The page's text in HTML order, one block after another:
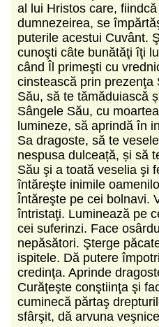
al lui Hristos care,
dumnezeirea, se
puterile acestui Cuvânt.
cunoşti câte bunătăţi îţi
când Îl primeşti cu
cinstească prin prezenţa
Său, să te tămăduiască
Sângele Său, cu
lumineze, să aprindă în
Sa dragoste, să te
nespusa dulceață, și să
Său şi a toată veselia şi
întăreşte inimile
Întăreşte pe cei bolnavi.
întristaţi. Luminează pe
cei suferinzi. Face
nepăsători. Şterge
ispitele. Dă putere
credinţa. Aprinde
Curăţeşte conştiinţa şi
cuminecă părtaş
sfârşit, dă arvuna